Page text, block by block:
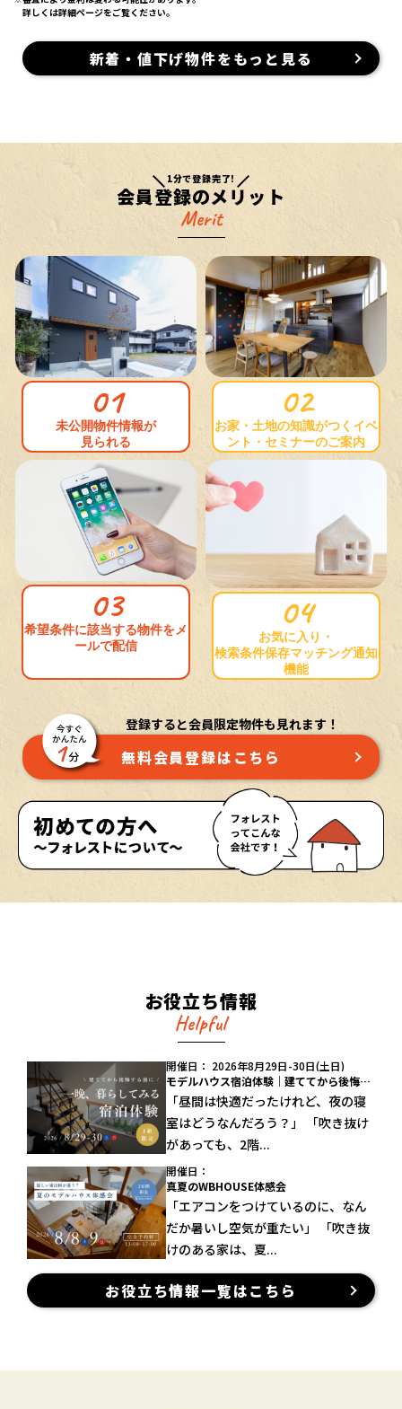
詳しくは詳細ページをご覧ください。
新着・値下げ物件をもっと見る
1分で登録完了!
会員登録のメリット
Merit
01
未公開物件情報が
見られる
02
お家・土地の知識がつくイベ
ント・セミナーのご案内
03
希望条件に該当する物件をメ
ールで配信
04
お気に入り・
検索条件保存マッチング通知
機能
登録すると会員限定物件も見れます！
無料会員登録はこちら
お役立ち情報
Helpful
開催日： 2026年8月29日-30日(土日)
モデルハウス宿泊体験｜建ててから後悔する前に、一晩試してみる
「昼間は快適だったけれど、夜の寝
室はどうなんだろう？」 「吹き抜け
があっても、2階...
開催日：
真夏のWBHOUSE体感会
「エアコンをつけているのに、なん
だか暑いし空気が重たい」 「吹き抜
けのある家は、夏...
お役立ち情報一覧はこちら